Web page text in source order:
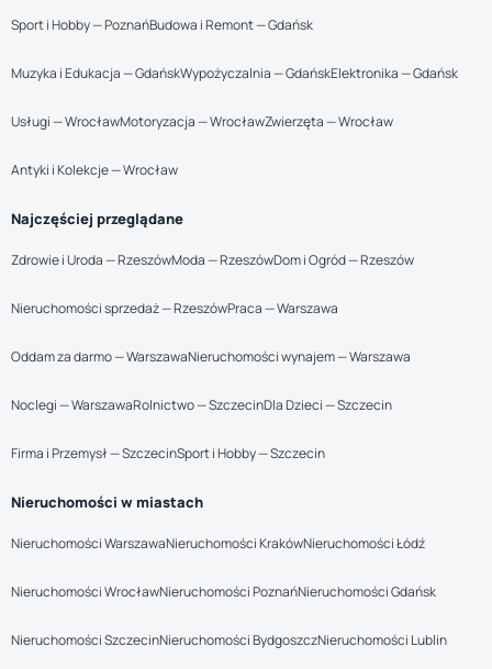
Sport i Hobby — PoznańBudowa i Remont — Gdańsk
Muzyka i Edukacja — GdańskWypożyczalnia — GdańskElektronika — Gdańsk
Usługi — WrocławMotoryzacja — WrocławZwierzęta — Wrocław
Antyki i Kolekcje — Wrocław
Najczęściej przeglądane
Zdrowie i Uroda — RzeszówModa — RzeszówDom i Ogród — Rzeszów
Nieruchomości sprzedaż — RzeszówPraca — Warszawa
Oddam za darmo — WarszawaNieruchomości wynajem — Warszawa
Noclegi — WarszawaRolnictwo — SzczecinDla Dzieci — Szczecin
Firma i Przemysł — SzczecinSport i Hobby — Szczecin
Nieruchomości w miastach
Nieruchomości WarszawaNieruchomości KrakówNieruchomości Łódź
Nieruchomości WrocławNieruchomości PoznańNieruchomości Gdańsk
Nieruchomości SzczecinNieruchomości BydgoszczNieruchomości Lublin